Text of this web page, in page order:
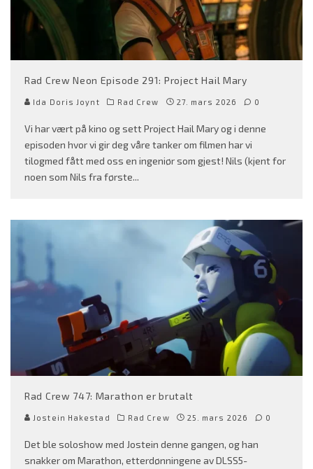
Rad Crew Neon Episode 291: Project Hail Mary
Ida Doris Joynt Rad Crew 27. mars 2026 0
Vi har vært på kino og sett Project Hail Mary og i denne
episoden hvor vi gir deg våre tanker om filmen har vi
tilogmed fått med oss en ingeniør som gjest! Nils (kjent for
noen som Nils fra første...
Rad Crew 747: Marathon er brutalt
Jostein Hakestad Rad Crew 25. mars 2026 0
Det ble soloshow med Jostein denne gangen, og han
snakker om Marathon, etterdønningene av DLSS5-